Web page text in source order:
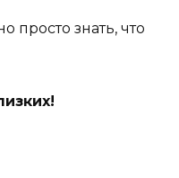
просто знать, что